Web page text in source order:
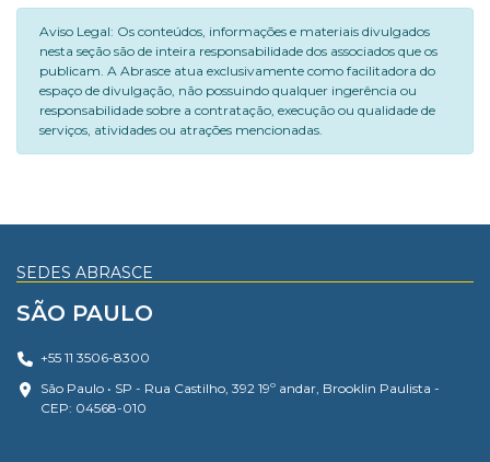
Aviso Legal: Os conteúdos, informações e materiais divulgados
nesta seção são de inteira responsabilidade dos associados que os
publicam. A Abrasce atua exclusivamente como facilitadora do
espaço de divulgação, não possuindo qualquer ingerência ou
responsabilidade sobre a contratação, execução ou qualidade de
serviços, atividades ou atrações mencionadas.
SEDES ABRASCE
SÃO PAULO
+55 11 3506-8300
São Paulo • SP - Rua Castilho, 392 19º andar, Brooklin Paulista -
CEP: 04568-010